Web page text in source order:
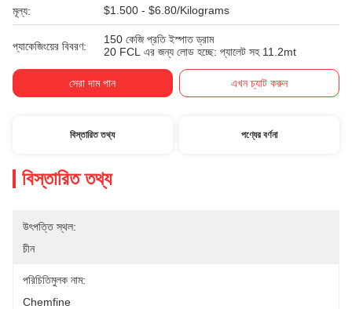
মূল্য: $1.500 - $6.80/Kilograms
প্যাকেজিংয়ের বিবরণ:
150 কেজি প্রতি ইস্পাত ড্রাম
20 FCL এর জন্য লোড হচ্ছে: প্যালেট সহ 11.2mt
সেরা দাম পান এখন চ্যাট করুন
বিস্তারিত তথ্য পণ্যের বর্ণনা
বিস্তারিত তথ্য
উৎপত্তি স্থল:
চীন
পরিচিতিমুলক নাম:
Chemfine